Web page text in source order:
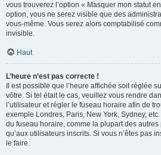
vous trouverez l’option « Masquer mon statut
option, vous ne serez visible que des
vous-même. Vous serez alors comptabilisé
invisible.
Haut
L’heure n’est pas correcte !
Il est possible que l’heure affichée soit réglée
vôtre. Si tel était le cas, veuillez vous rendre
l’utilisateur et régler le fuseau horaire afin de
exemple Londres, Paris, New York, Sydney,
du fuseau horaire, comme la plupart des autres
qu’aux utilisateurs inscrits. Si vous n’êtes pas
le faire.